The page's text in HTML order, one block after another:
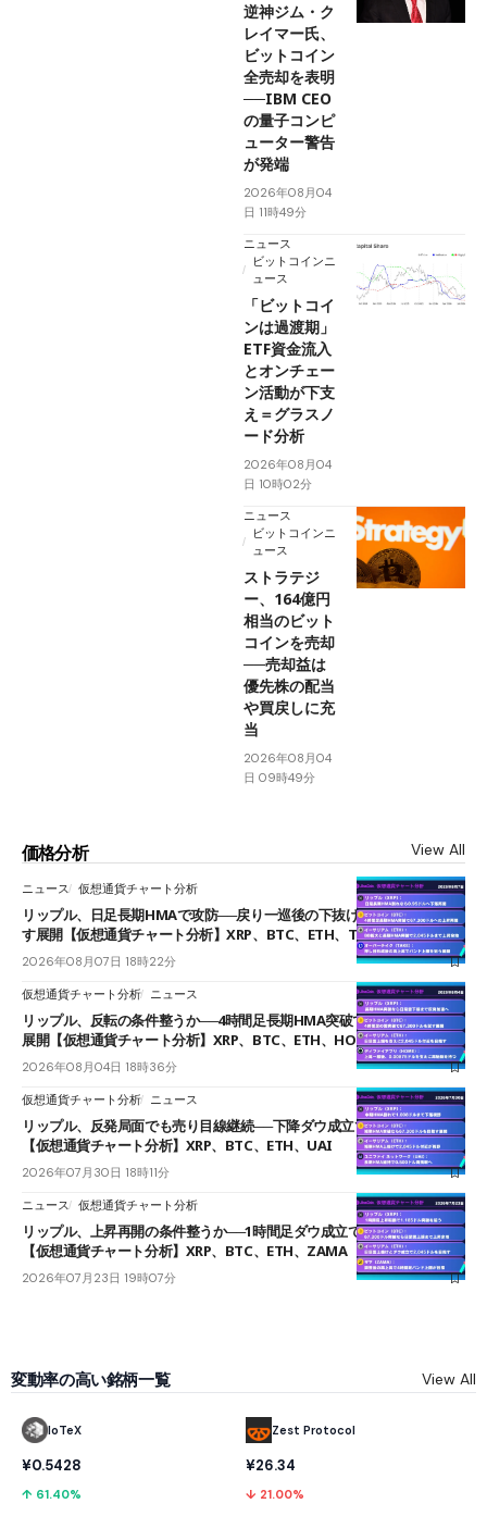
逆神ジム・ク
レイマー氏、
ビットコイン
全売却を表明
──IBM CEO
の量子コンピ
ューター警告
が発端
2026年08月04
日 11時49分
ニュース
ビットコインニ
ュース
「ビットコイ
ンは過渡期」
ETF資金流入
とオンチェー
ン活動が下支
え＝グラスノ
ード分析
2026年08月04
日 10時02分
ニュース
ビットコインニ
ュース
ストラテジ
ー、164億円
相当のビット
コインを売却
──売却益は
優先株の配当
や買戻しに充
当
2026年08月04
日 09時49分
価格分析 View All
ニュース 仮想通貨チャート分析
リップル、日足長期HMAで攻防──戻り一巡後の下抜けで0.95ドルを試
す展開【仮想通貨チャート分析】XRP、BTC、ETH、TAKE
2026年08月07日 18時22分
仮想通貨チャート分析 ニュース
リップル、反転の条件整うか──4時間足長期HMA突破で雲下端を目指す
展開【仮想通貨チャート分析】XRP、BTC、ETH、HOME
2026年08月04日 18時36分
仮想通貨チャート分析 ニュース
リップル、反発局面でも売り目線継続──下降ダウ成立で下値追う展開
【仮想通貨チャート分析】XRP、BTC、ETH、UAI
2026年07月30日 18時11分
ニュース 仮想通貨チャート分析
リップル、上昇再開の条件整うか──1時間足ダウ成立で1.185ドルを狙う
【仮想通貨チャート分析】XRP、BTC、ETH、ZAMA
2026年07月23日 19時07分
変動率の高い銘柄一覧 View All
IoTeX
¥0.5428
↑ 61.40%
Zest Protocol
¥26.34
↓ 21.00%